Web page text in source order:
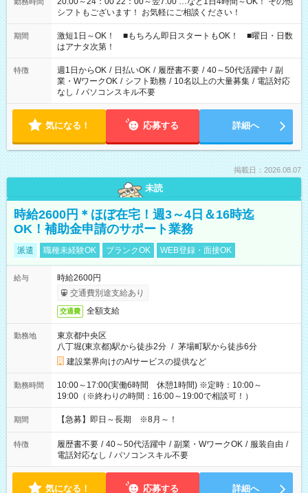
シフトもございます！ お気軽にご相談ください！
期間
激短1日～OK！ ■もちろん即日スタートもOK！ ■曜日・日数
はアナタ次第！
特徴 週1日からOK / 日払いOK / 履歴書不要 / 40～50代活躍中 / 副
業・WワークOK / シフト勤務 / 10名以上の大量募集 / 電話対応
なし / パソコンスキル不要
気になる！ 応募する 詳細へ
掲載日：2026.08.07
未読
時給2600円＊ほぼ在宅！週3～4日＆16時迄
OK！補助金申請のサポート業務
派遣 職種未経験OK ブランクOK WEB登録・面接OK
給与
時給2600円
交通費別途支給あり
交通費 全額支給
勤務地
東京都中央区
八丁堀(東京都)駅から徒歩2分 / 茅場町駅から徒歩6分
建設業界向けのAIサービスの提供など
勤務時間
10:00～17:00(実働6時間 休憩1時間) ※定時：10:00～
19:00（※終わりの時間：16:00～19:00で相談可！）
期間 【急募】即日～長期 ※8月～！
特徴 履歴書不要 / 40～50代活躍中 / 副業・WワークOK / 服装自由 /
電話対応なし / パソコンスキル不要
気になる！ 応募する 詳細へ